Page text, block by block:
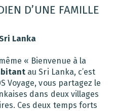
D’UNE FAMILLE
Lanka
« Bienvenue à la
au Sri Lanka, c’est
Voyage, vous partagez le
dans deux villages
Ces deux temps forts